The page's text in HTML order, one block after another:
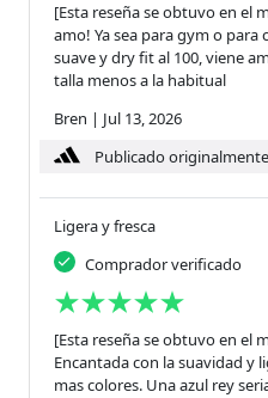
[Esta reseña se obtuvo en el
amo! Ya sea para gym o
suave y dry fit al 100, viene
talla menos a la habitual
Bren | Jul 13, 2026
Publicado
Ligera y fresca
Comprador verificado
[Esta reseña se obtuvo en el
Encantada con la suavidad y
mas colores. Una azul rey